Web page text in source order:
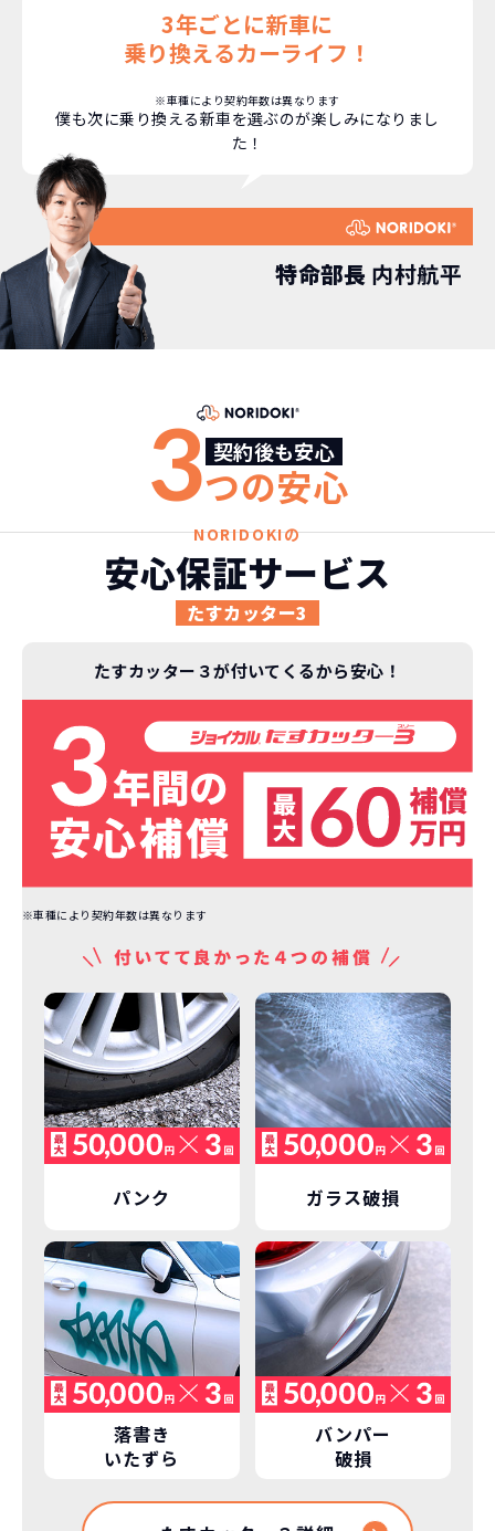
安さの秘密
高残価設定を実現！
低価格が可能に！
ジョイカルジャパンが今まで培ってきた
日本全国・世界中の流通ネットワークと
また特定の車両に絞ることによりこの価
格設定が可能となりました。
お車を返却いただく
通常のカーリースの場合、そのまま継続
して乗るか、購入するかなどを選べます。
しかし、NORIDOKIの場合は、車両を必
ず返却していただくことを前提とするこ
故障リスクが
3年以内の契約なので、故障リスクが非常
に少なくなります。例え故障してもメーカ
ー保証があるから安心です。
契約リスクが少ない
できます。急な引っ越し、転勤、家族が増
えるなど。その時その時の状況に合わせ
た車を選べるっていいとおもいません
新型の新車に 定期的に乗換
車はだいたい３年くらいで飽きると言わ
れています。
車に常に乗り続けられるのは気持ちよ
く、人にも自慢できます！
諸費用などが不要
車を購入する場合、購入時に｢登録時諸費
用｣や「各種税金」は車両本体以外にかか
ります。
これらの費用がコミコミの料金です。
継続的にかかる費用が
コミコミ
維持にかかる、毎年の｢自動車税｣はコミ
コミ。3年契約なので通常車検時にかかる
｢自動車重量税｣、｢自賠責保険料｣「整備
料」などが不要となります。
3年ごとに新車に
乗り換えるカーライフ！
※車種により契約年数は異なります
僕も次に乗り換える新車を選ぶのが楽しみになりまし
た！
特命部長 内村航平
契約後も安心
3つの安心
NORIDOKIの
安心保証サービス
たすカッター3
たすカッター３が付いてくるから安心！
※車種により契約年数は異なります
パンク ガラス破損
落書き
いたずら
バンパー
破損